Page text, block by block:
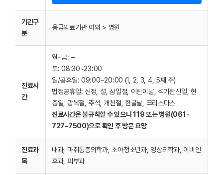
기관구
분
응급의료기관 이외 > 병원
진료시
간
월~금: –
토: 08:30~23:00
일/공휴일: 09:00~20:00 (1, 2, 3, 4, 5째 주)
법정공휴일: 신정, 설, 삼일절, 어린이날, 석가탄신일, 현
충일, 광복절, 추석, 개천절, 한글날, 크리스마스
진료시간은 불규칙할 수 있으니 119 또는 병원(061-
727-7500)으로 확인 후 방문 요망
진료과
목
내과, 마취통증의학과, 소아청소년과, 영상의학과, 이비인
후과, 피부과